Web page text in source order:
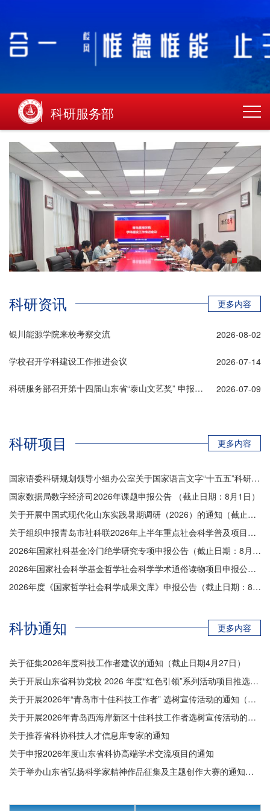
科研服务部
科研资讯 更多内容
银川能源学院来校考察交流 2026-08-02
学校召开学科建设工作推进会议 2026-07-14
科研服务部召开第十四届山东省“泰山文艺奖” 申报工作部署会 2026-07-09
科研项目 更多内容
国家语委科研规划领导小组办公室关于国家语言文字“十五五”科研规划2026年度项目申报的通知（截止日期：9月2日）
国家数据局数字经济司2026年课题申报公告 （截止日期：8月1日）
关于开展中国式现代化山东实践暑期调研（2026）的通知（截止日期：7月22日）
关于组织申报青岛市社科联2026年上半年重点社会科学普及项目的通知（截止日期：7月22日）
2026年国家社科基金冷门绝学研究专项申报公告（截止日期：8月25日）
2026年国家社会科学基金哲学社会科学学术通俗读物项目申报公告（截止日期：7月31日）
2026年度《国家哲学社会科学成果文库》申报公告（截止日期：8月12日）
科协通知 更多内容
关于征集2026年度科技工作者建议的通知（截止日期4月27日）
关于开展山东省科协党校 2026 年度“红色引领”系列活动项目推选工作的通知（截止3月20日）
关于开展2026年“青岛市十佳科技工作者” 选树宣传活动的通知（截止3月12日）
关于开展2026年青岛西海岸新区十佳科技工作者选树宣传活动的通知（截止日期：3月25日）
关于推荐省科协科技人才信息库专家的通知
关于申报2026年度山东省科协高端学术交流项目的通知
关于举办山东省弘扬科学家精神作品征集及主题创作大赛的通知（截止日期10月15日）